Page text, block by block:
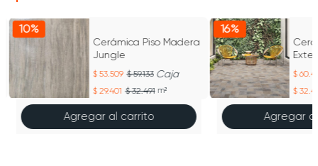
10%
Cerámica Piso Madera
Jungle
53.509 59.133 Caja
29.401 32.491 m²
Agregar al carrito
16%
Agregar